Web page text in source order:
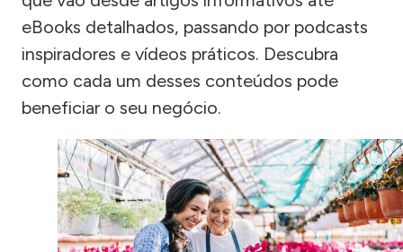
eBooks detalhados, passando por podcasts
inspiradores e vídeos práticos. Descubra
como cada um desses conteúdos pode
beneficiar o seu negócio.